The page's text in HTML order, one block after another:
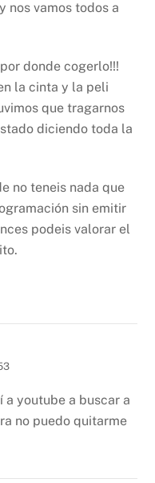
nos vamos todos a
donde cogerlo!!!
la cinta y la peli
que tragarnos
diciendo toda la
no teneis nada que
sin emitir
podeis valorar el
a youtube a buscar a
no puedo quitarme